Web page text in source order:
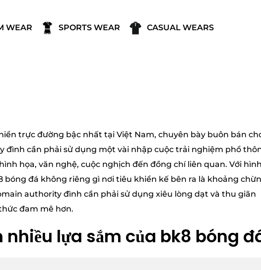
WEAR SPORTS WEAR CASUAL WEARS
trực đường bậc nhất tại Việt Nam, chuyên bày buôn bán
đình cần phải sử dụng một vài nhập cuộc trải nghiệm phổ
họa, văn nghệ, cuộc nghịch đến đồng chí liên quan. Với hình
đá không riêng gì nơi tiêu khiển kế bên ra là khoảng
authority đình cần phải sử dụng xiêu lòng dạt và thu giãn
đam mê hơn.
nhiều lựa sắm của bk8 bóng